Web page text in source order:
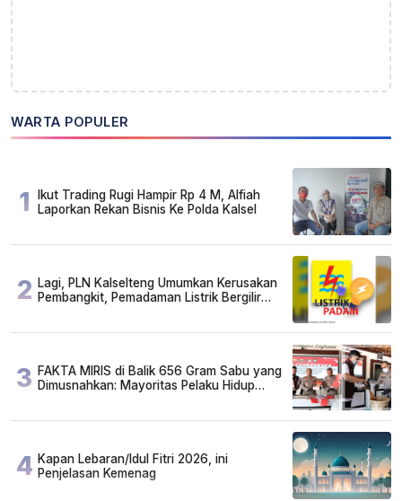
WARTA POPULER
1
Ikut Trading Rugi Hampir Rp 4 M, Alfiah
Laporkan Rekan Bisnis Ke Polda Kalsel
2 Lagi, PLN Kalselteng Umumkan Kerusakan
Pembangkit, Pemadaman Listrik Bergilir
3 FAKTA MIRIS di Balik 656 Gram Sabu yang
Dimusnahkan: Mayoritas Pelaku Hidup
4 Kapan Lebaran/Idul Fitri 2026, ini
Penjelasan Kemenag